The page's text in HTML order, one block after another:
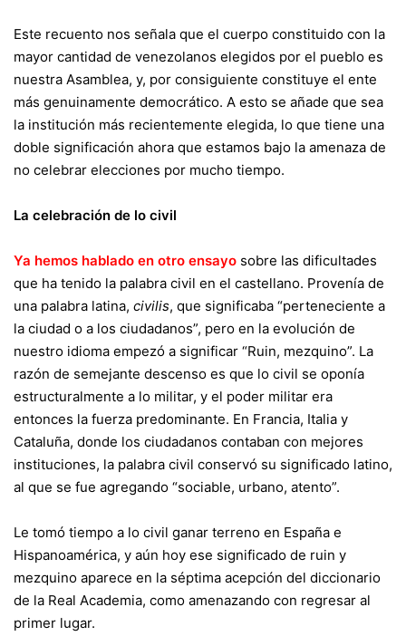
Este recuento nos señala que el cuerpo constituido con la
mayor cantidad de venezolanos elegidos por el pueblo es
nuestra Asamblea, y, por consiguiente constituye el ente
más genuinamente democrático. A esto se añade que sea
la institución más recientemente elegida, lo que tiene una
doble significación ahora que estamos bajo la amenaza de
no celebrar elecciones por mucho tiempo.
La celebración de lo civil
Ya hemos hablado en otro ensayo sobre las dificultades
que ha tenido la palabra civil en el castellano. Provenía de
una palabra latina, civilis, que significaba “perteneciente a
la ciudad o a los ciudadanos”, pero en la evolución de
nuestro idioma empezó a significar “Ruin, mezquino”. La
razón de semejante descenso es que lo civil se oponía
estructuralmente a lo militar, y el poder militar era
entonces la fuerza predominante. En Francia, Italia y
Cataluña, donde los ciudadanos contaban con mejores
instituciones, la palabra civil conservó su significado latino,
al que se fue agregando “sociable, urbano, atento”.
Le tomó tiempo a lo civil ganar terreno en España e
Hispanoamérica, y aún hoy ese significado de ruin y
mezquino aparece en la séptima acepción del diccionario
de la Real Academia, como amenazando con regresar al
primer lugar.